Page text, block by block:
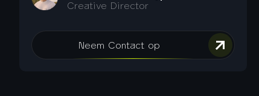
Creative Director
Neem Contact op